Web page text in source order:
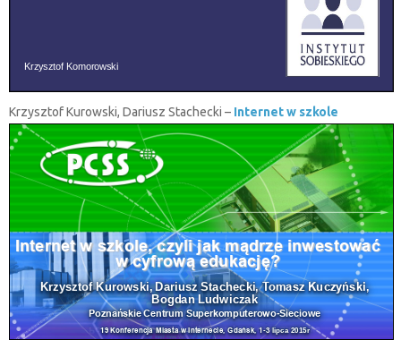
Krzysztof Kurowski, Dariusz Stachecki – Internet w szkole